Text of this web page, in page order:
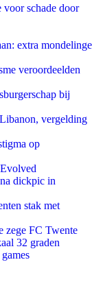
voor schade door
extra mondelinge
veroordeelden
bij
vergelding
op
dickpic in
stak met
zege FC Twente
32 graden